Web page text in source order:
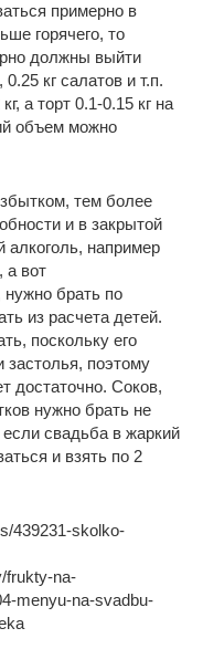
примерно в
горячего, то
должны выйти
0.25 кг салатов и т.п.
а торт 0.1-0.15 кг на
объем можно
тем более
и в закрытой
алкоголь, например
а вот
брать по
из расчета детей.
поскольку его
застолья, поэтому
достаточно. Соков,
нужно брать не
свадьба в жаркий
и взять по 2
439231-skolko-
frukty-na-
menyu-na-svadbu-